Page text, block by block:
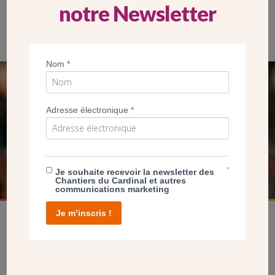
SEUL VOTRE DON
NOUS PERMET D’AGIR
FAIRE UN DON
notre Newsletter
Nom*
Adresse électronique*
Je souhaite recevoir la newsletter des
Chantiers du Cardinal et autres
communications marketing
*
Je m’inscris !